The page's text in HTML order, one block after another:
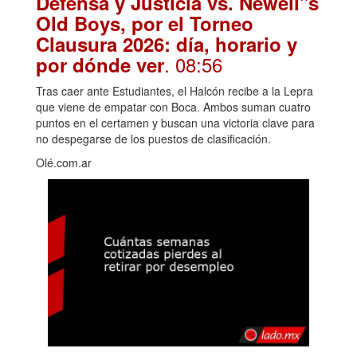
Old Boys, por el Torneo
Clausura 2026: día, horario y
por dónde ver. 08:56
Tras caer ante Estudiantes, el Halcón recibe a la Lepra
que viene de empatar con Boca. Ambos suman cuatro
puntos en el certamen y buscan una victoria clave para
no despegarse de los puestos de clasificación.
Olé.com.ar